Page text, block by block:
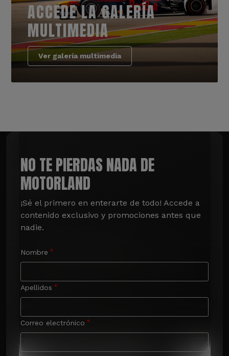
ACCEDE LA GALERÍA
MULTIMEDIA
Ver galería multimedia
NO TE PIERDAS NADA DE
MOTORLAND
¡Sé el primero en enterarte de todo! Accede a
contenido exclusivo y promociones antes que
nadie.
Nombre
Apellidos
Correo electrónico